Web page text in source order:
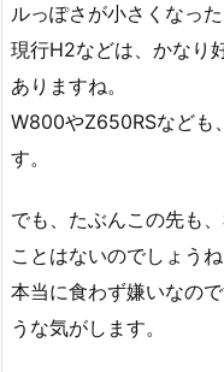
ルっぽさが小さくなった
現行H2などは、かなり
ありますね。
W800やZ650RSなども
す。
でも、たぶんこの先も
ことはないのでしょうね
本当に食わず嫌いなの
うな気がします。